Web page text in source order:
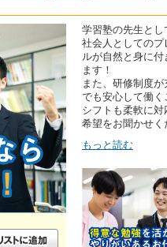
学習塾の先生とし
社会人としての
ルが自然と身に
ます！
また、研修制度
でも安心して働く
シフトも柔軟に
希望をお聞かせく
もっと読む